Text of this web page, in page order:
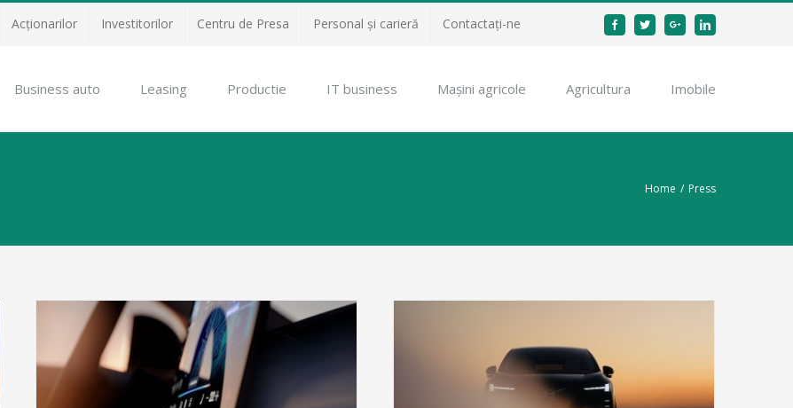
Acţionarilor Investitorilor Centru de Presa Personal și carieră Contactați-ne FacebookTwitterGoogle+Linkedin
Business auto Leasing Productie IT business Mașini agricole Agricultura Imobile
Home / Press
VOLVO EX60: până la 810 km autonomie și
încărcare aproape la fel de rapidă ca o